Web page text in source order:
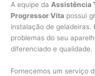
A equipe da Assistência
Progressor Vita possui
instalação de geladeiras.
problemas do seu
diferenciado e qualidade.
Fornecemos um serviço